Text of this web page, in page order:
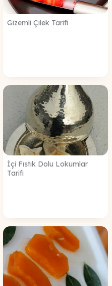
Gizemli Çilek Tarifi
İçi Fıstık Dolu Lokumlar
Tarifi